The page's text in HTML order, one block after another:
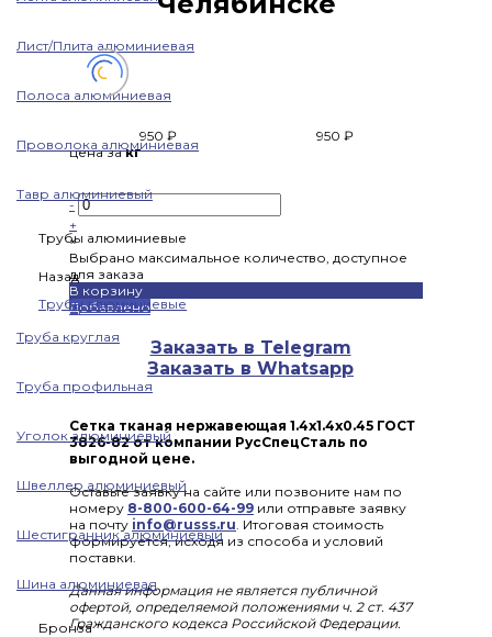
Лист/Плита алюминиевая
Полоса алюминиевая
Проволока алюминиевая
Тавр алюминиевый
Трубы алюминиевые
Назад
Трубы алюминиевые
Труба круглая
Труба профильная
Уголок алюминиевый
Швеллер алюминиевый
Шестигранник алюминиевый
Шина алюминиевая
Бронза
950 ₽
950 ₽
цена закг
-
+
×
Выбрано максимальное количество, доступное
для заказа
В корзину
Добавлено
Заказать в Telegram
Заказать в Whatsapp
Сетка тканая нержавеющая 1.4x1.4x0.45 ГОСТ
3826-82 от компании РусСпецСталь по
выгодной цене.
Оставьте заявку на сайте или позвоните нам по
номеру 8-800-600-64-99 или отправьте заявку
на почту info@russs.ru. Итоговая стоимость
формируется, исходя из способа и условий
поставки.
Данная информация не является публичной
офертой, определяемой положениями ч. 2 ст. 437
Гражданского кодекса Российской Федерации.